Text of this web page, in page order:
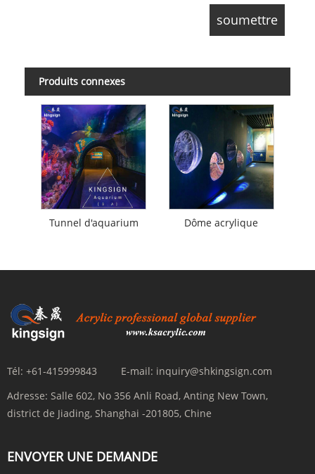
Produits connexes
Tunnel d'aquarium Dôme acrylique
Tél: +61-415999843 E-mail: inquiry@shkingsign.com
Adresse: Salle 602, No 356 Anli Road, Anting New Town,
district de Jiading, Shanghai -201805, Chine
ENVOYER UNE DEMANDE